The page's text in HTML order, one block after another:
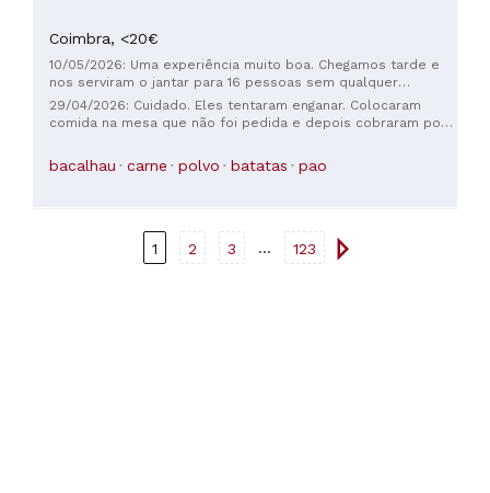
Coimbra, <20€
10/05/2026: Uma experiência muito boa. Chegamos tarde e
nos serviram o jantar para 16 pessoas sem qualquer
problema. O garçom foi excepcional, falando conosco em
espanhol e sempre muito atencioso.
29/04/2026: Cuidado. Eles tentaram enganar. Colocaram
comida na mesa que não foi pedida e depois cobraram por
bacalhau carne polvo batatas pao
1 2 3 ... 123